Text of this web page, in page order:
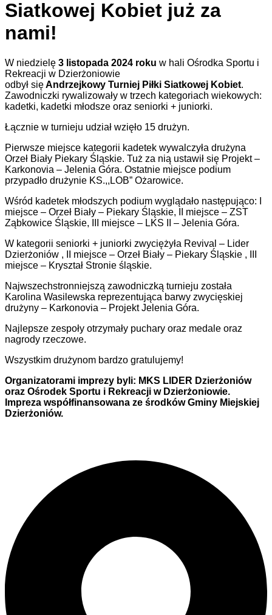
Siatkowej Kobiet już za
nami!
W niedzielę 3 listopada 2024 roku w hali Ośrodka Sportu i
Rekreacji w Dzierżoniowie
odbył sięAndrzejkowy Turniej Piłki Siatkowej Kobiet.
Zawodniczki rywalizowały w trzech kategoriach wiekowych:
kadetki, kadetki młodsze oraz seniorki + juniorki.
Łącznie w turnieju udział wzięło 15 drużyn.
Pierwsze miejsce kategorii kadetek wywalczyła drużyna
Orzeł Biały Piekary Śląskie. Tuż za nią ustawił się Projekt –
Karkonovia – Jelenia Góra. Ostatnie miejsce podium
przypadło drużynie KS.,,LOB” Ożarowice.
Wśród kadetek młodszych podium wyglądało następująco: I
miejsce – Orzeł Biały – Piekary Śląskie, II miejsce – ZST
Ząbkowice Śląskie, III miejsce – LKS II – Jelenia Góra.
W kategorii seniorki + juniorki zwyciężyła Revival – Lider
Dzierżoniów , II miejsce – Orzeł Biały – Piekary Śląskie , III
miejsce – Kryształ Stronie śląskie.
Najwszechstronniejszą zawodniczką turnieju została
Karolina Wasilewska reprezentująca barwy zwycięskiej
drużyny – Karkonovia – Projekt Jelenia Góra.
Najlepsze zespoły otrzymały puchary oraz medale oraz
nagrody rzeczowe.
Wszystkim drużynom bardzo gratulujemy!
Organizatorami imprezy byli: MKS LIDER Dzierżoniów
oraz Ośrodek Sportu i Rekreacji w Dzierżoniowie.
Impreza współfinansowana ze środków Gminy Miejskiej
Dzierżoniów.